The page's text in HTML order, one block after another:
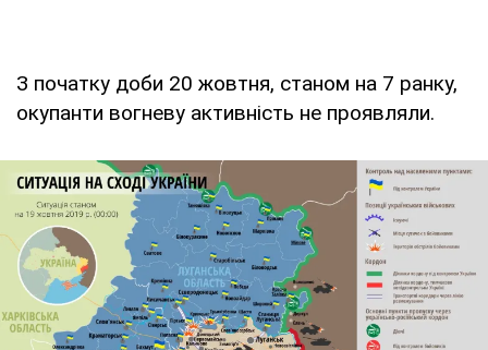
З початку доби 20 жовтня, станом на 7 ранку,
окупанти вогневу активність не проявляли.